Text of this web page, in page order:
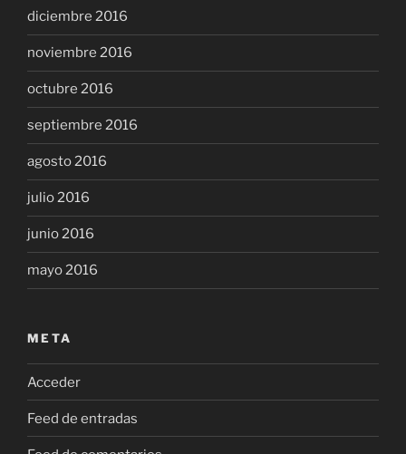
diciembre 2016
noviembre 2016
octubre 2016
septiembre 2016
agosto 2016
julio 2016
junio 2016
mayo 2016
META
Acceder
Feed de entradas